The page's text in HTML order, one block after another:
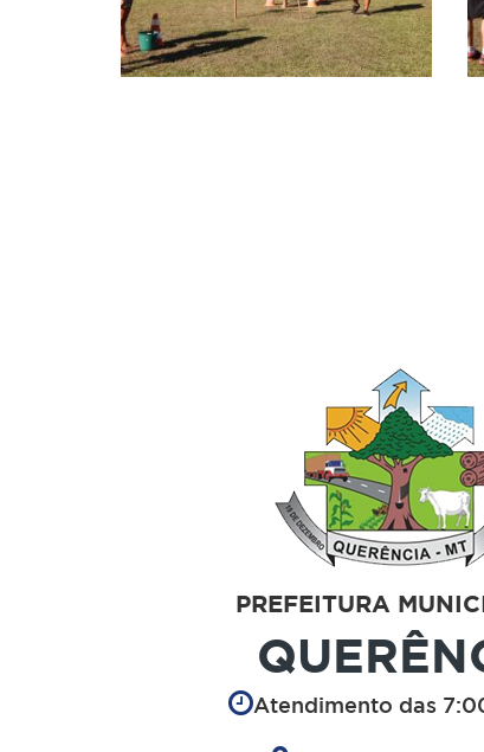
PREFEITURA
Atendimento das